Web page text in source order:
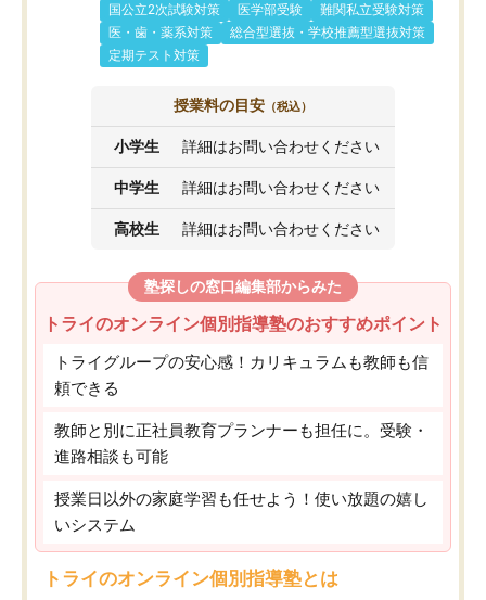
国公立2次試験対策
医学部受験
難関私立受験対策
医・歯・薬系対策
総合型選抜・学校推薦型選抜対策
定期テスト対策
授業料の目安 （税込）
小学生 詳細はお問い合わせください
中学生 詳細はお問い合わせください
高校生 詳細はお問い合わせください
塾探しの窓口編集部からみた
トライのオンライン個別指導塾のおすすめポイント
トライグループの安心感！カリキュラムも教師も信
頼できる
教師と別に正社員教育プランナーも担任に。受験・
進路相談も可能
授業日以外の家庭学習も任せよう！使い放題の嬉し
いシステム
トライのオンライン個別指導塾とは